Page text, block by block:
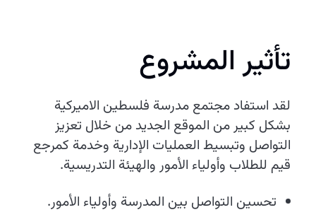
تأثير المشروع
لقد استفاد مجتمع مدرسة فلسطين الاميركية
بشكل كبير من الموقع الجديد من خلال تعزيز
التواصل وتبسيط العمليات الإدارية وخدمة كمرجع
قيم للطلاب وأولياء الأمور والهيئة التدريسية.
تحسين التواصل بين المدرسة وأولياء الأمور.